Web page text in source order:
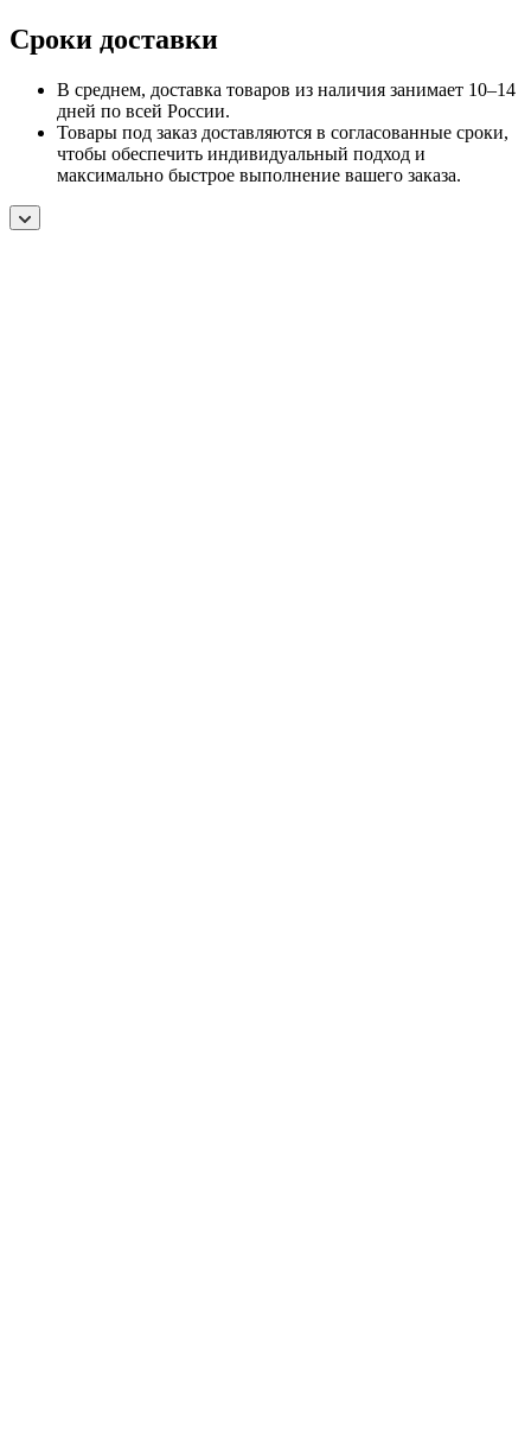
Сроки доставки
В среднем, доставка товаров из наличия занимает 10–14
дней по всей России.
Товары под заказ доставляются в согласованные сроки,
чтобы обеспечить индивидуальный подход и
максимально быстрое выполнение вашего заказа.